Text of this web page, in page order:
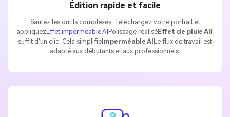
Édition rapide et facile
Sautez les outils complexes. Téléchargez votre portrait et
appliquez Effet imperméable AI Polissage réalisé Effet de pluie AI
suffit d'un clic. Cela simplifie Imperméable AI Le flux de travail est
adapté aux débutants et aux professionnels.